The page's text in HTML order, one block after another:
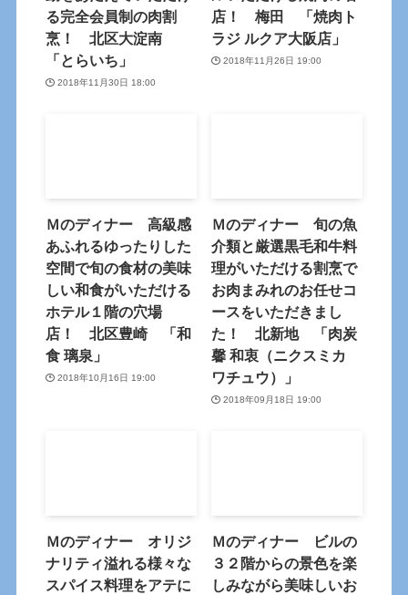
る完全会員制の肉割
烹！ 北区大淀南
「とらいち」
2018年11月30日 18:00
店！ 梅田 「焼肉ト
ラジ ルクア大阪店」
2018年11月26日 19:00
Ｍのディナー 高級感
あふれるゆったりした
空間で旬の食材の美味
しい和食がいただける
ホテル１階の穴場
店！ 北区豊崎 「和
食 璃泉」
2018年10月16日 19:00
Ｍのディナー 旬の魚
介類と厳選黒毛和牛料
理がいただける割烹で
お肉まみれのお任せコ
ースをいただきまし
た！ 北新地 「肉炭
馨 和衷（ニクスミカ
ワチュウ）」
2018年09月18日 19:00
Ｍのディナー オリジ
ナリティ溢れる様々な
スパイス料理をアテに
Ｍのディナー ビルの
３２階からの景色を楽
しみながら美味しいお